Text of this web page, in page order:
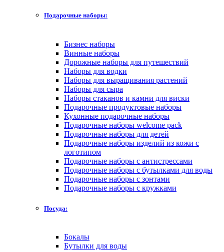
Подарочные наборы:
Бизнес наборы
Винные наборы
Дорожные наборы для путешествий
Наборы для водки
Наборы для выращивания растений
Наборы для сыра
Наборы стаканов и камни для виски
Подарочные продуктовые наборы
Кухонные подарочные наборы
Подарочные наборы welcome pack
Подарочные наборы для детей
Подарочные наборы изделий из кожи с
логотипом
Подарочные наборы с антистрессами
Подарочные наборы с бутылками для воды
Подарочные наборы с зонтами
Подарочные наборы с кружками
Посуда:
Бокалы
Бутылки для воды